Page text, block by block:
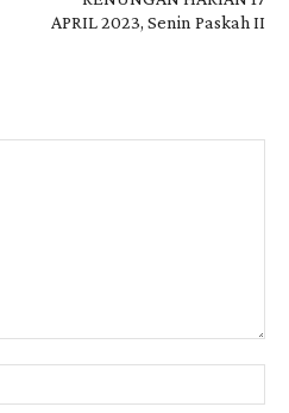
APRIL 2023, Senin Paskah II